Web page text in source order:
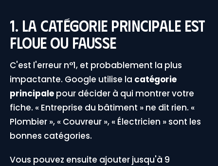
1. La catégorie principale est
floue ou fausse
C'est l'erreur n°1, et probablement la plus
impactante. Google utilise la catégorie
principale pour décider à qui montrer votre
fiche. « Entreprise du bâtiment » ne dit rien. «
Plombier », « Couvreur », « Électricien » sont les
bonnes catégories.
Vous pouvez ensuite ajouter jusqu'à 9